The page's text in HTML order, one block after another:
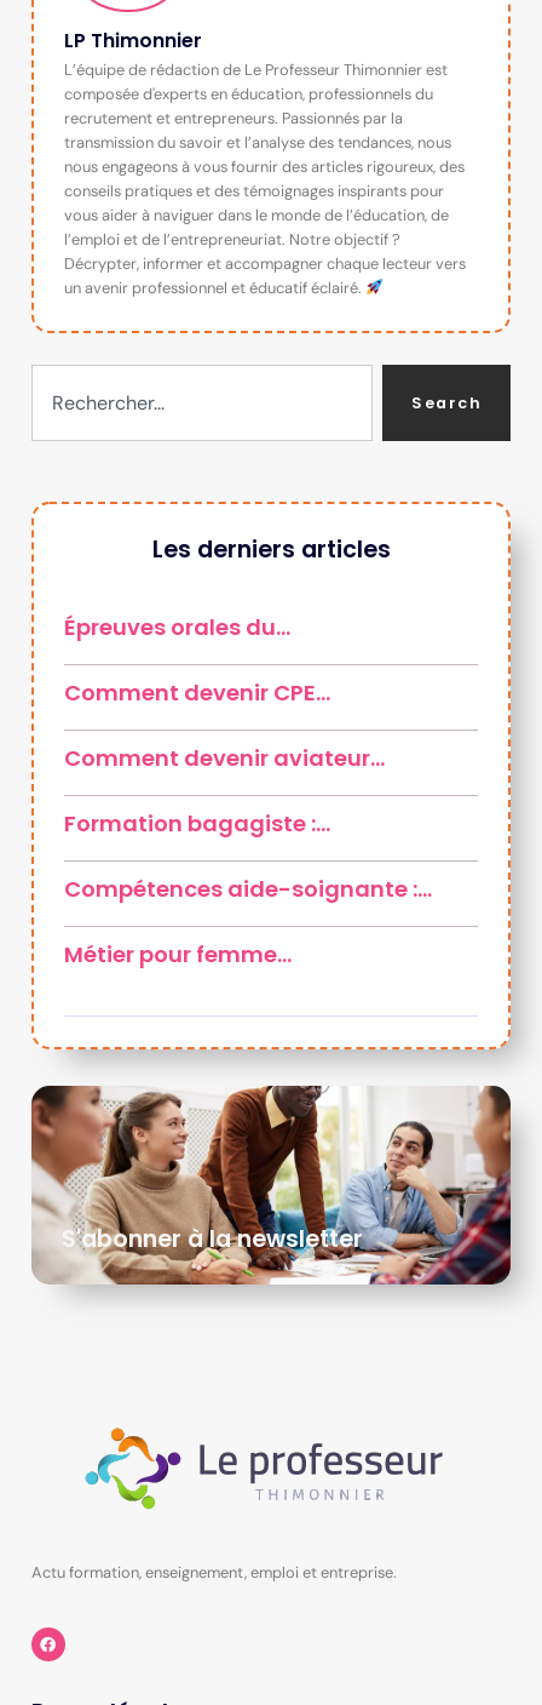
LP Thimonnier
L’équipe de rédaction de Le Professeur Thimonnier est
composée d'experts en éducation, professionnels du
recrutement et entrepreneurs. Passionnés par la
transmission du savoir et l’analyse des tendances, nous
nous engageons à vous fournir des articles rigoureux, des
conseils pratiques et des témoignages inspirants pour
vous aider à naviguer dans le monde de l’éducation, de
l’emploi et de l’entrepreneuriat. Notre objectif ?
Décrypter, informer et accompagner chaque lecteur vers
un avenir professionnel et éducatif éclairé.
Search
Les derniers articles
Épreuves orales du…
Comment devenir CPE…
Comment devenir aviateur…
Formation bagagiste :…
Compétences aide-soignante :…
Métier pour femme…
S'abonner à la newsletter
Actu formation, enseignement, emploi et entreprise.